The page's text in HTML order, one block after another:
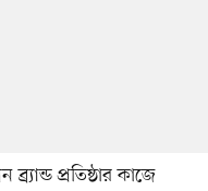
প্রতিষ্ঠার কাজে